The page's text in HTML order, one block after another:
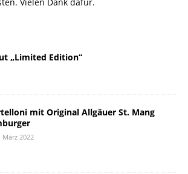
„Limited Edition“
mit Original Allgäuer St. Mang
März 2022